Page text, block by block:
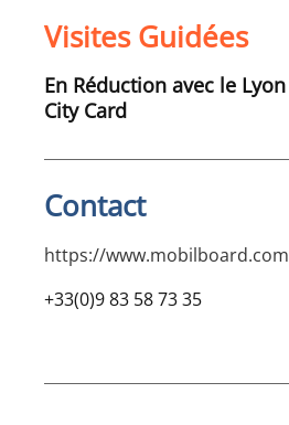
Visites Guidées
En Réduction avec le Lyon
City Card
Contact
https://www.mobilboard.com
+33(0)9 83 58 73 35